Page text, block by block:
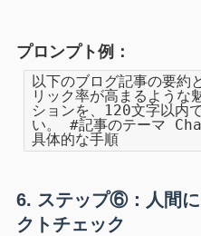
プロンプト例：
以下のブログ記事の要約
リック率が高まるような
ションを、120文字以内
い。 #記事のテーマ
具体的な手順
6. ステップ⑥：人間
クトチェック